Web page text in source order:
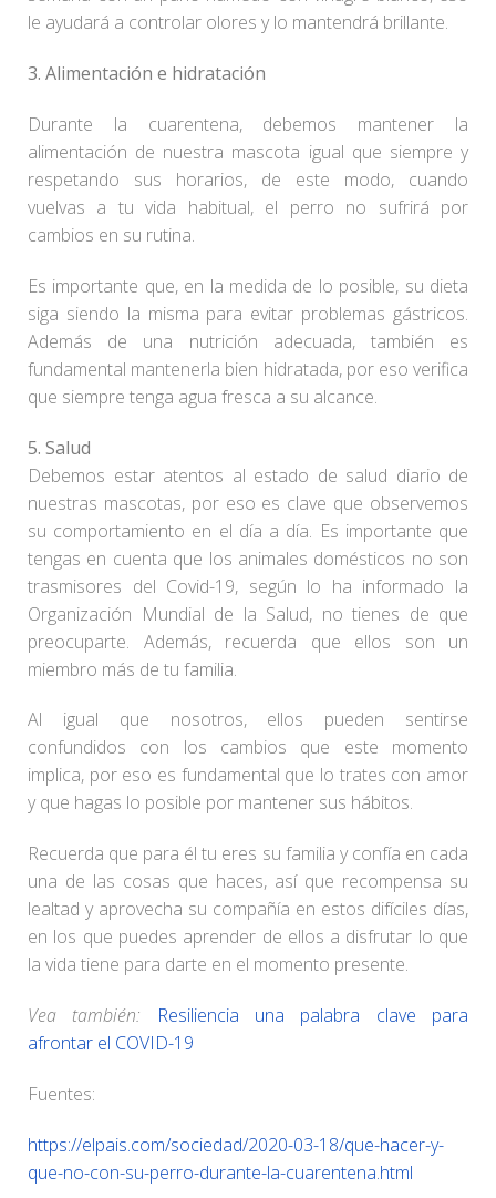
le ayudará a controlar olores y lo mantendrá brillante.
3. Alimentación e hidratación
Durante la cuarentena, debemos mantener la
alimentación de nuestra mascota igual que siempre y
respetando sus horarios, de este modo, cuando
vuelvas a tu vida habitual, el perro no sufrirá por
cambios en su rutina.
Es importante que, en la medida de lo posible, su dieta
siga siendo la misma para evitar problemas gástricos.
Además de una nutrición adecuada, también es
fundamental mantenerla bien hidratada, por eso verifica
que siempre tenga agua fresca a su alcance.
5. Salud
Debemos estar atentos al estado de salud diario de
nuestras mascotas, por eso es clave que observemos
su comportamiento en el día a día. Es importante que
tengas en cuenta que los animales domésticos no son
trasmisores del Covid-19, según lo ha informado la
Organización Mundial de la Salud, no tienes de que
preocuparte. Además, recuerda que ellos son un
miembro más de tu familia.
Al igual que nosotros, ellos pueden sentirse
confundidos con los cambios que este momento
implica, por eso es fundamental que lo trates con amor
y que hagas lo posible por mantener sus hábitos.
Recuerda que para él tu eres su familia y confía en cada
una de las cosas que haces, así que recompensa su
lealtad y aprovecha su compañía en estos difíciles días,
en los que puedes aprender de ellos a disfrutar lo que
la vida tiene para darte en el momento presente.
Vea también:
Resiliencia una palabra clave para
afrontar el COVID-19
Fuentes:
https://elpais.com/sociedad/2020-03-18/que-hacer-y-
que-no-con-su-perro-durante-la-cuarentena.html